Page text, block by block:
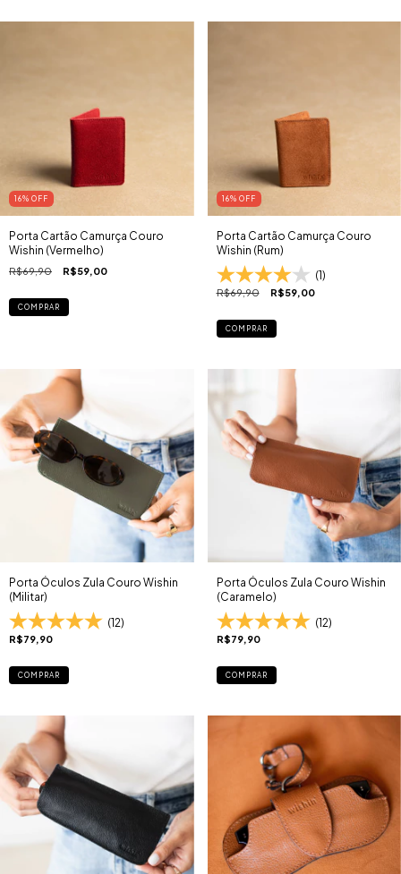
16% OFF
Porta Cartão Camurça Couro
Wishin (Vermelho)
R$69,90 R$59,00
COMPRAR
16% OFF
Porta Cartão Camurça Couro
Wishin (Rum)
(1)
R$69,90 R$59,00
COMPRAR
Porta Óculos Zula Couro Wishin
(Militar)
(12)
R$79,90
COMPRAR
Porta Óculos Zula Couro Wishin
(Caramelo)
(12)
R$79,90
COMPRAR